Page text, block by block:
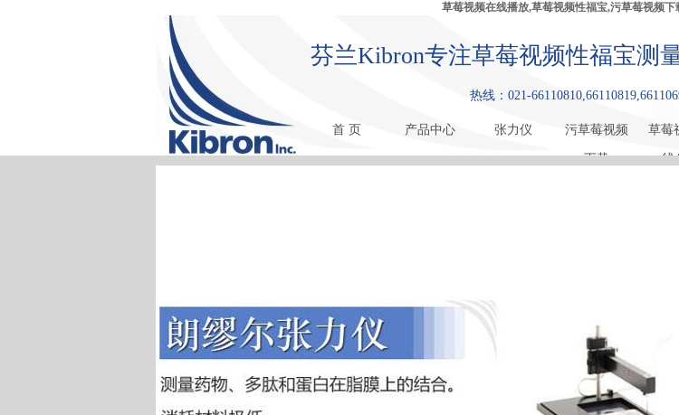
草莓视频在线播放,草莓视频性福宝,污草莓视频下
芬兰Kibron专注草莓视频性福宝测
热线：021-
首 页 产品中心 张力仪 污草莓视频
下载
草莓
线